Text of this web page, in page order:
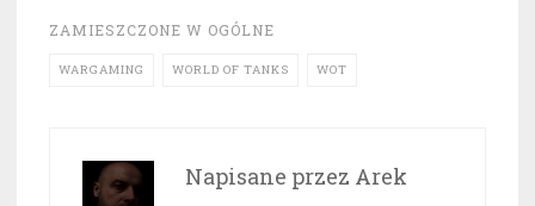
ZAMIESZCZONE W OGÓLNE
WARGAMING WORLD OF TANKS WOT
Napisane przez Arek